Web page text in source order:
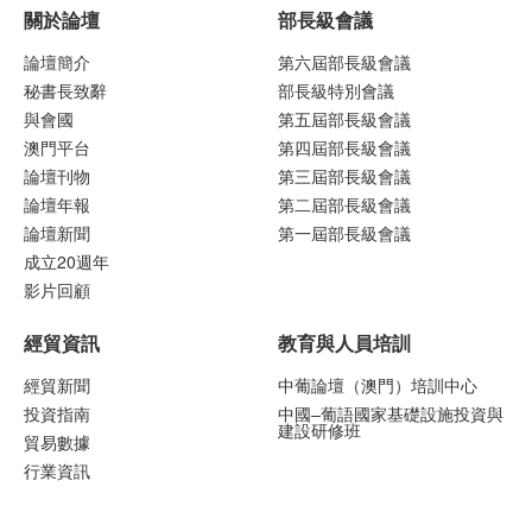
關於論壇
論壇簡介
秘書長致辭
與會國
澳門平台
論壇刊物
論壇年報
論壇新聞
成立20週年
影片回顧
部長級會議
第六屆部長級會議
部長級特別會議
第五屆部長級會議
第四屆部長級會議
第三屆部長級會議
第二屆部長級會議
第一屆部長級會議
經貿資訊
經貿新聞
投資指南
貿易數據
行業資訊
教育與人員培訓
中葡論壇（澳門）培訓中心
中國–葡語國家基礎設施投資與
建設研修班